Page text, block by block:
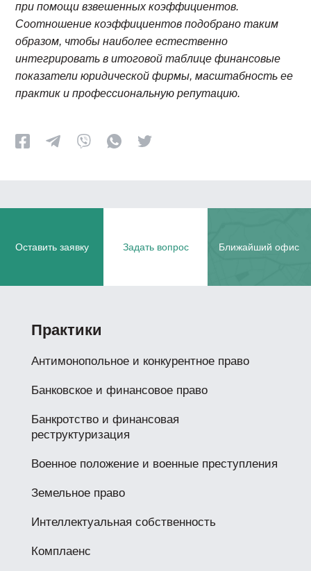
при помощи взвешенных коэффициентов.
Соотношение коэффициентов подобрано таким
образом, чтобы наиболее естественно
интегрировать в итоговой таблице финансовые
показатели юридической фирмы, масштабность ее
практик и профессиональную репутацию.
Оставить заявку Задать вопрос Ближайший офис
Практики
Антимонопольное и конкурентное право
Банковское и финансовое право
Банкротство и финансовая
реструктуризация
Военное положение и военные преступления
Земельное право
Интеллектуальная собственность
Комплаенс